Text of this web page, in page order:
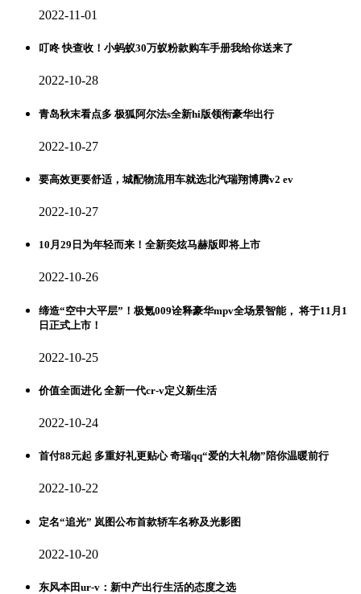
2022-11-01
叮咚 快查收！小蚂蚁30万蚁粉款购车手册我给你送来了
2022-10-28
青岛秋末看点多 极狐阿尔法s全新hi版领衔豪华出行
2022-10-27
要高效更要舒适，城配物流用车就选北汽瑞翔博腾v2 ev
2022-10-27
10月29日为年轻而来！全新奕炫马赫版即将上市
2022-10-26
缔造“空中大平层”！极氪009诠释豪华mpv全场景智能， 将于11月1
日正式上市！
2022-10-25
价值全面进化 全新一代cr-v定义新生活
2022-10-24
首付88元起 多重好礼更贴心 奇瑞qq“爱的大礼物”陪你温暖前行
2022-10-22
定名“追光” 岚图公布首款轿车名称及光影图
2022-10-20
东风本田ur-v：新中产出行生活的态度之选